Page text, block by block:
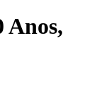
Anos,